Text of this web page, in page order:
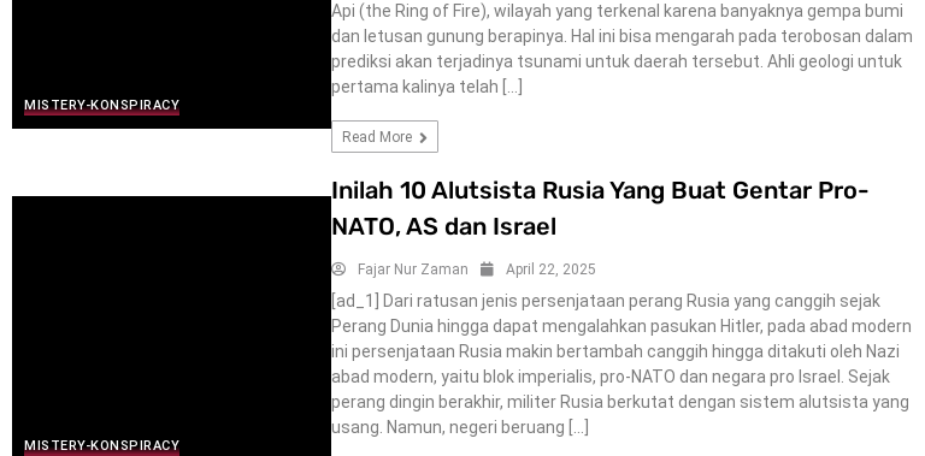
MISTERY-KONSPIRACY
Api (the Ring of Fire), wilayah yang terkenal karena banyaknya gempa bumi
dan letusan gunung berapinya. Hal ini bisa mengarah pada terobosan dalam
prediksi akan terjadinya tsunami untuk daerah tersebut. Ahli geologi untuk
pertama kalinya telah […]
Read More
MISTERY-KONSPIRACY
Inilah 10 Alutsista Rusia Yang Buat Gentar Pro-
NATO, AS dan Israel
Fajar Nur Zaman April 22, 2025
[ad_1] Dari ratusan jenis persenjataan perang Rusia yang canggih sejak
Perang Dunia hingga dapat mengalahkan pasukan Hitler, pada abad modern
ini persenjataan Rusia makin bertambah canggih hingga ditakuti oleh Nazi
abad modern, yaitu blok imperialis, pro-NATO dan negara pro Israel. Sejak
perang dingin berakhir, militer Rusia berkutat dengan sistem alutsista yang
usang. Namun, negeri beruang […]